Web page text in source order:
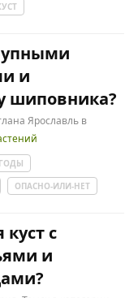
и
шиповника?
Ярославль в
ОПАСНО-ИЛИ-НЕТ
с
и